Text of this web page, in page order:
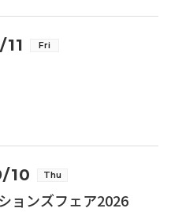
11 Fri
10 Thu
ョンズフェア2026